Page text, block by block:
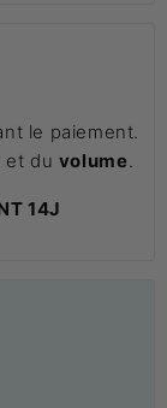
le paiement.
et du volume
14J